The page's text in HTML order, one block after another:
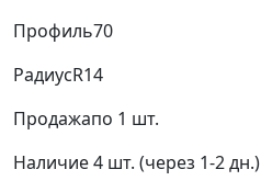
Профиль70
РадиусR14
Продажапо 1 шт.
Наличие4 шт. (через 1-2 дн.)